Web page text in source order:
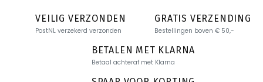
VEILIG VERZONDEN
PostNL verzekerd verzonden
GRATIS VERZENDING
Bestellingen boven € 50,-
BETALEN MET KLARNA
Betaal achteraf met Klarna